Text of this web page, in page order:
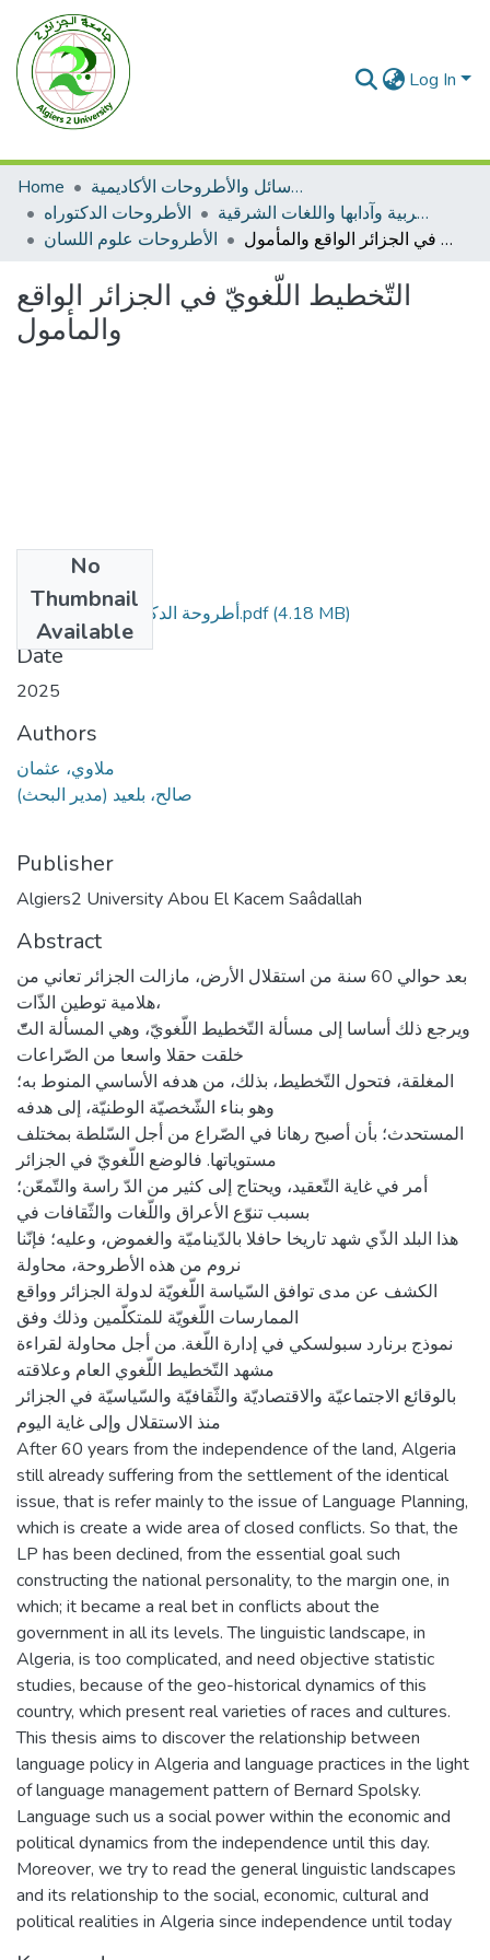
Log In
Home
الرسائل والأطروحات الأكاديمية
الأطروحات الدكتوراه
الأطروحات اللغة العربية وآدابها واللغات الشرقية
الأطروحات علوم اللسان
التّخطيط اللّغويّ في الجزائر الواقع والمأمول
التّخطيط اللّغويّ في الجزائر الواقع
والمأمول
No
Thumbnail
Available
أطروحة الدكتوراه عثمان ملاوي.pdf(4.18 MB)
Date
2025
Authors
ملاوي، عثمان
صالح، بلعيد (مدير البحث)
Publisher
Algiers2 University Abou El Kacem Saâdallah
Abstract
بعد حوالي 60 سنة من استقلال الأرض، مازالت الجزائر تعاني من
هلامية توطين الذّات،
ويرجع ذلك أساسا إلى مسألة التّخطيط اللّغويّ، وهي المسألة التّّ
خلقت حقلا واسعا من الصّراعات
المغلقة، فتحول التّخطيط، بذلك، من هدفه الأساسي المنوط به؛
وهو بناء الشّخصيّة الوطنيّة، إلى هدفه
المستحدث؛ بأن أصبح رهانا في الصّراع من أجل السّلطة بمختلف
مستوياتها. فالوضع اللّغويّ في الجزائر
أمر في غاية التّعقيد، ويحتاج إلى كثير من الدّ راسة والتّمعّن؛
بسبب تنوّع الأعراق واللّغات والثّقافات في
هذا البلد الذّي شهد تاريخا حافلا بالدّيناميّة والغموض، وعليه؛ فإنّنا
نروم من هذه الأطروحة، محاولة
الكشف عن مدى توافق السّياسة اللّغويّة لدولة الجزائر وواقع
الممارسات اللّغويّة للمتكلّمين وذلك وفق
نموذج برنارد سبولسكي في إدارة اللّغة. من أجل محاولة لقراءة
مشهد التّخطيط اللّغوي العام وعلاقته
بالوقائع الاجتماعيّة والاقتصاديّة والثّقافيّة والسّياسيّة في الجزائر
منذ الاستقلال وإلى غاية اليوم
After 60 years from the independence of the land, Algeria
still already suffering from the settlement of the identical
issue, that is refer mainly to the issue of Language Planning,
which is create a wide area of closed conflicts. So that, the
LP has been declined, from the essential goal such
constructing the national personality, to the margin one, in
which; it became a real bet in conflicts about the
government in all its levels. The linguistic landscape, in
Algeria, is too complicated, and need objective statistic
studies, because of the geo-historical dynamics of this
country, which present real varieties of races and cultures.
This thesis aims to discover the relationship between
language policy in Algeria and language practices in the light
of language management pattern of Bernard Spolsky.
Language such us a social power within the economic and
political dynamics from the independence until this day.
Moreover, we try to read the general linguistic landscapes
and its relationship to the social, economic, cultural and
political realities in Algeria since independence until today